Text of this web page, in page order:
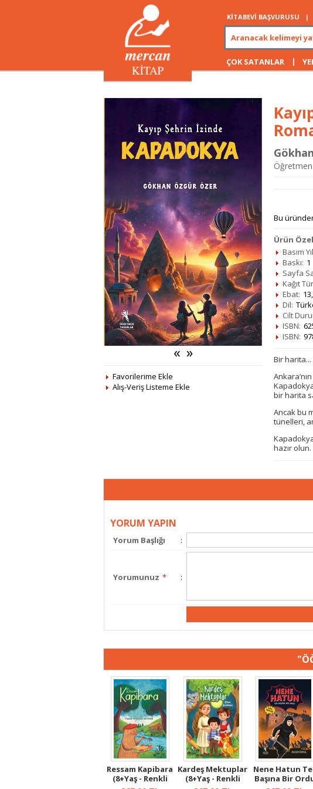
KİTABEVİ BAŞVURUSU |
ÇOK SATANLAR |
« »
Favorilerime Ekle
Alış-Veriş Listeme Ekle
Bu
Ürün
Basım
Baskı: 1
Sayfa
Kağıt
Ebat:
Dil:
Cilt
ISBN:
ISBN:
Bir
bir harita
Ancak bu
tünelleri,
hazır
YORUM YAPIN
Yorum Başlığı :
Yorumunuz * :
Ressam Kapibara
(8+Yaş - Renkli
Kardeş Mektuplar
(8+Yaş - Renkli
Nene Hatun
Başına Bir